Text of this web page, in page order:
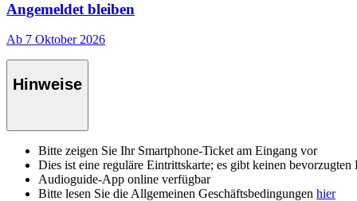
Angemeldet bleiben
Ab 7 Oktober 2026
Hinweise
Bitte zeigen Sie Ihr Smartphone-Ticket am Eingang vor
Dies ist eine reguläre Eintrittskarte; es gibt keinen bevorzugten
Audioguide-App online verfügbar
Bitte lesen Sie die Allgemeinen Geschäftsbedingungen hier